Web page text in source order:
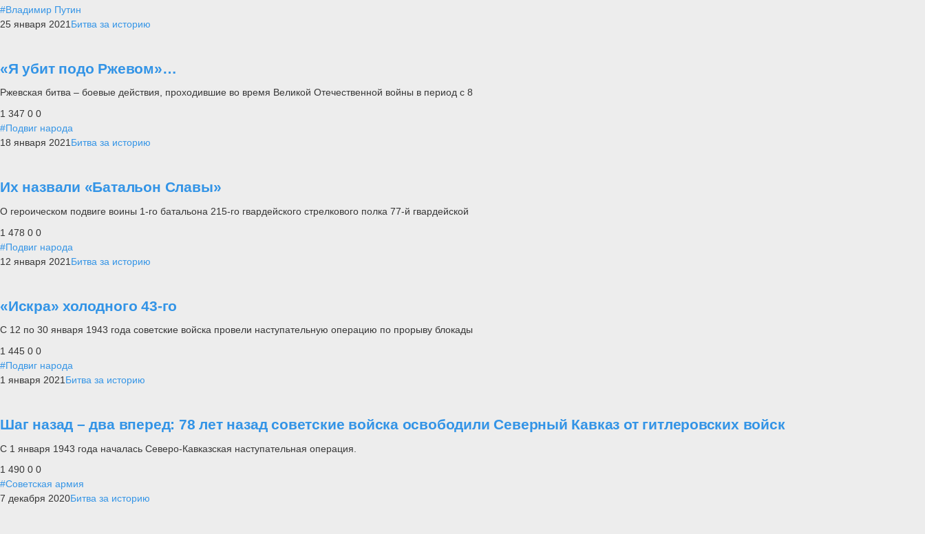
#Владимир Путин
25 января 2021 Битва за историю
«Я убит подо Ржевом»…
Ржевская битва – боевые действия, проходившие во время Великой Отечественной войны в период с 8
1 347 0 0
#Подвиг народа
18 января 2021 Битва за историю
Их назвали «Батальон Славы»
О героическом подвиге воины 1-го батальона 215-го гвардейского стрелкового полка 77-й гвардейской
1 478 0 0
#Подвиг народа
12 января 2021 Битва за историю
«Искра» холодного 43-го
С 12 по 30 января 1943 года советские войска провели наступательную операцию по прорыву блокады
1 445 0 0
#Подвиг народа
1 января 2021 Битва за историю
Шаг назад – два вперед: 78 лет назад советские войска освободили Северный Кавказ от гитлеровских войск
С 1 января 1943 года началась Северо-Кавказская наступательная операция.
1 490 0 0
#Советская армия
7 декабря 2020Битва за историю